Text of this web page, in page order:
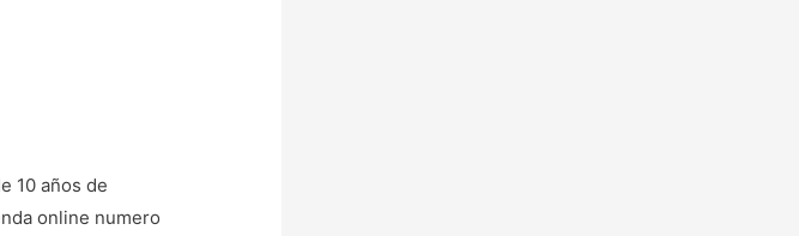
10 años de
online numero